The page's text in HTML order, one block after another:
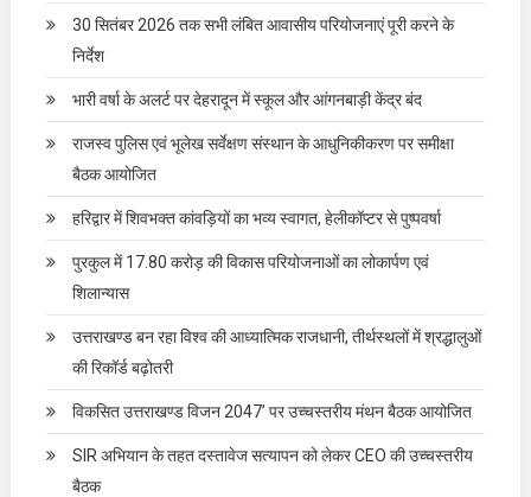
30 सितंबर 2026 तक सभी लंबित आवासीय परियोजनाएं पूरी करने के
निर्देश
भारी वर्षा के अलर्ट पर देहरादून में स्कूल और आंगनबाड़ी केंद्र बंद
राजस्व पुलिस एवं भूलेख सर्वेक्षण संस्थान के आधुनिकीकरण पर समीक्षा
बैठक आयोजित
हरिद्वार में शिवभक्त कांवड़ियों का भव्य स्वागत, हेलीकॉप्टर से पुष्पवर्षा
पुरकुल में 17.80 करोड़ की विकास परियोजनाओं का लोकार्पण एवं
शिलान्यास
उत्तराखण्ड बन रहा विश्व की आध्यात्मिक राजधानी, तीर्थस्थलों में श्रद्धालुओं
की रिकॉर्ड बढ़ोतरी
विकसित उत्तराखण्ड विजन 2047’ पर उच्चस्तरीय मंथन बैठक आयोजित
SIR अभियान के तहत दस्तावेज सत्यापन को लेकर CEO की उच्चस्तरीय
बैठक